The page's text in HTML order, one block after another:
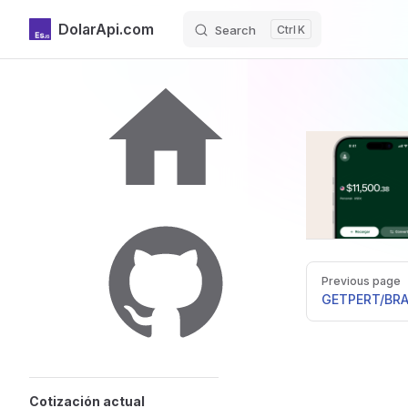
Skip to content
DolarApi.com Search K
Inicio
GitHub
Cotización actual
Pager
Previous page
GETPERT/